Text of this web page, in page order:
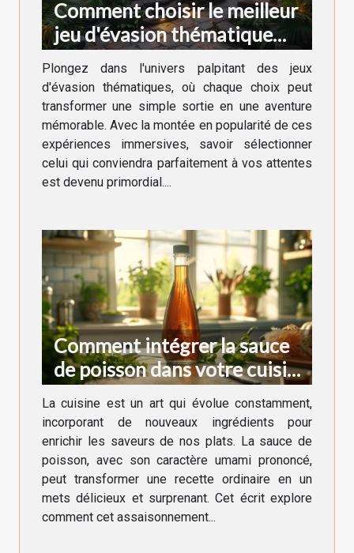
Comment choisir le meilleur
jeu d'évasion thématique
pour votre prochaine
aventure
Plongez dans l'univers palpitant des jeux
d'évasion thématiques, où chaque choix peut
transformer une simple sortie en une aventure
mémorable. Avec la montée en popularité de ces
expériences immersives, savoir sélectionner
celui qui conviendra parfaitement à vos attentes
est devenu primordial....
Comment intégrer la sauce
de poisson dans votre cuisine
quotidienne
La cuisine est un art qui évolue constamment,
incorporant de nouveaux ingrédients pour
enrichir les saveurs de nos plats. La sauce de
poisson, avec son caractère umami prononcé,
peut transformer une recette ordinaire en un
mets délicieux et surprenant. Cet écrit explore
comment cet assaisonnement...